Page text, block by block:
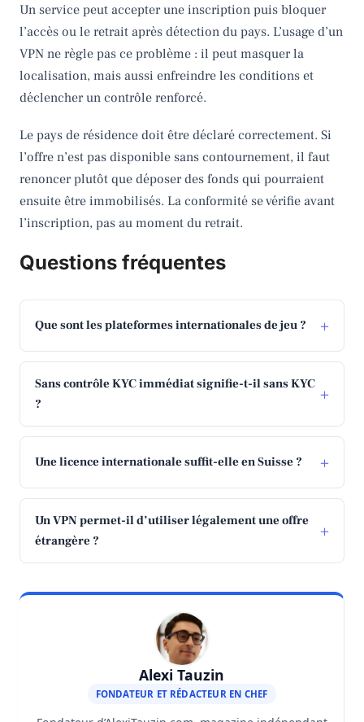
Un service peut accepter une inscription puis bloquer
l’accès ou le retrait après détection du pays. L’usage d’un
VPN ne règle pas ce problème : il peut masquer la
localisation, mais aussi enfreindre les conditions et
déclencher un contrôle renforcé.
Le pays de résidence doit être déclaré correctement. Si
l’offre n’est pas disponible sans contournement, il faut
renoncer plutôt que déposer des fonds qui pourraient
ensuite être immobilisés. La conformité se vérifie avant
l’inscription, pas au moment du retrait.
Questions fréquentes
Que sont les plateformes internationales de jeu ?
Sans contrôle KYC immédiat signifie-t-il sans KYC
?
Une licence internationale suffit-elle en Suisse ?
Un VPN permet-il d’utiliser légalement une offre
étrangère ?
Alexi Tauzin
FONDATEUR ET RÉDACTEUR EN CHEF